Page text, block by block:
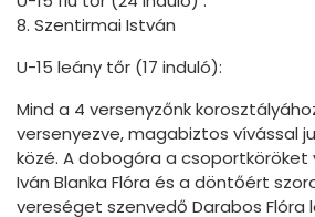
8. Szentirmai István
U-15 leány tőr (17 induló):
Mind a 4 versenyzőnk
versenyezve, magabiztos vívással
közé. A dobogóra a
Iván Blanka Flóra és a döntőért
vereséget szenvedő Darabos